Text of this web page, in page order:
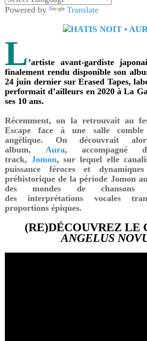
Powered by Translate
L ’artiste avant-gardiste
finalement rendu disponible son
24 juin dernier sur Erased Tapes,
performait d’ailleurs en 2020 à La
ses 10 ans.
Récemment, on la retrouvait au
Escape face à une salle
angélique. On découvrait
album, Aura, accompagné
track,Jomon, sur lequel elle
puissance féroces et
préhistorique de la période Jomon
des mondes de chansons
des interprétations vocales
proportions épiques.
(RE)DÉCOUVREZ LE
ANGELUS